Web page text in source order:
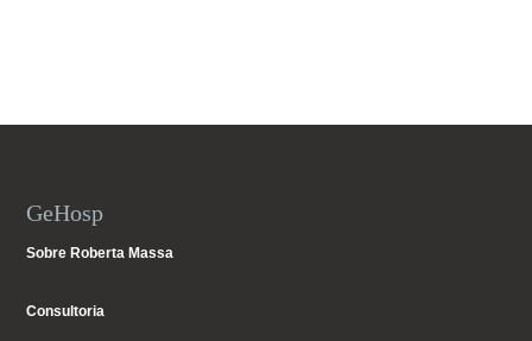
GeHosp
Sobre Roberta Massa
Consultoria